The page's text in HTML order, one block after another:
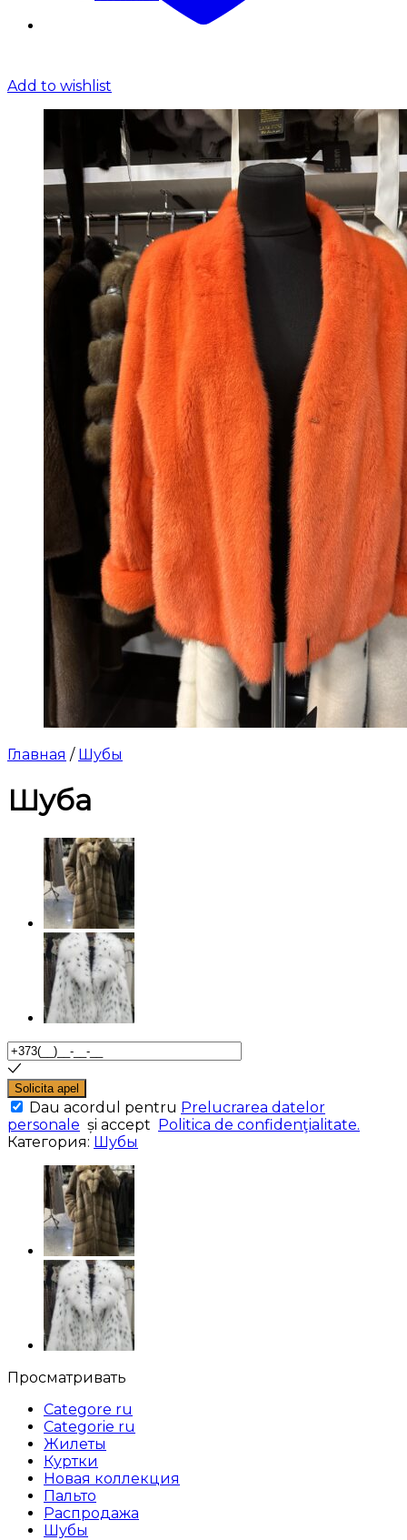
Add to wishlist
Главная / Шубы
Шуба
Solicita apel
Dau acordul pentru Prelucrarea datelor
personale și accept Politica de confidenţialitate.
Категория: Шубы
Просматривать
Categore ru
Categorie ru
Жилеты
Куртки
Новая коллекция
Пальто
Распродажа
Шубы